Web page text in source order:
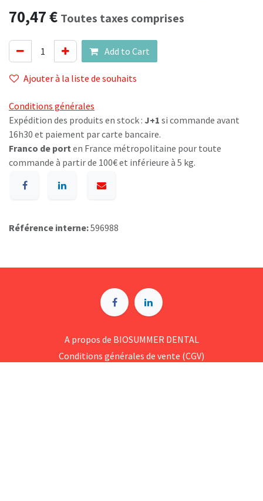
70,47€ Toutes taxes comprises
Add to Cart
Ajouter à la liste de souhaits
Conditions générales
Expédition des produits en stock : J+1 si commande avant
16h30 et paiement par carte bancaire.
Franco de port en France métropolitaine pour toute
commande à partir de 100€ et inférieure à 5 kg.
Référence interne:596988
A p​ropos de BIOSUMMER DENTAL
Conditions générales d​e vente (CGV)